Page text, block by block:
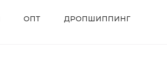
ОПТ ДРОПШИППИНГ